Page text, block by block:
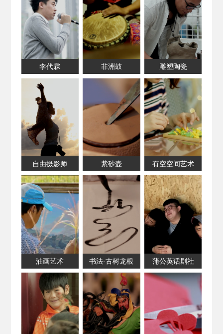
李代霖 非洲鼓 雕塑陶瓷
自由摄影师 紫砂壶 有空空间艺术
油画艺术 书法-古树龙根 蒲公英话剧社